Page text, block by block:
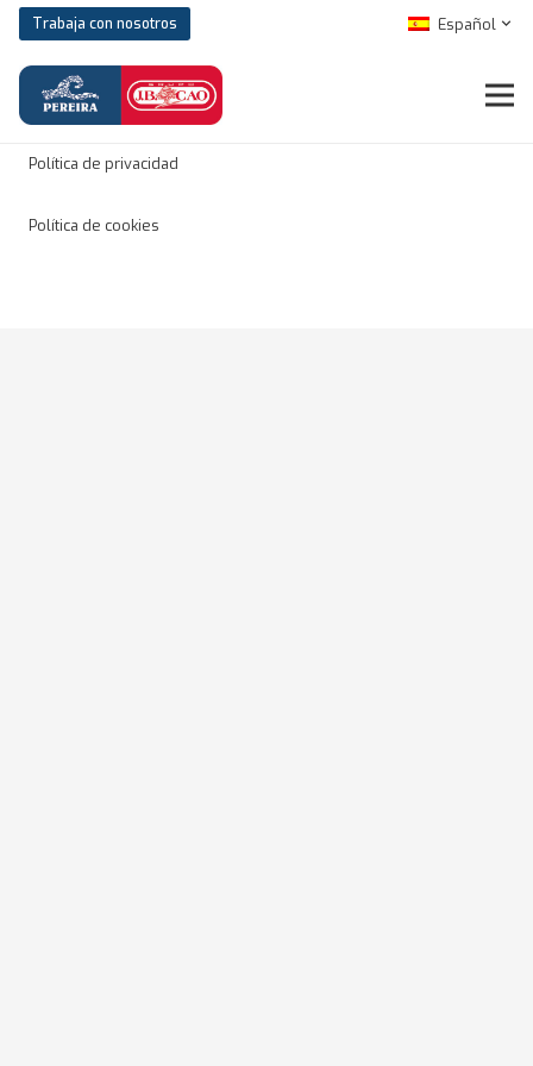
Trabaja con nosotros Español
Aviso legal
Política de privacidad
Política de cookies